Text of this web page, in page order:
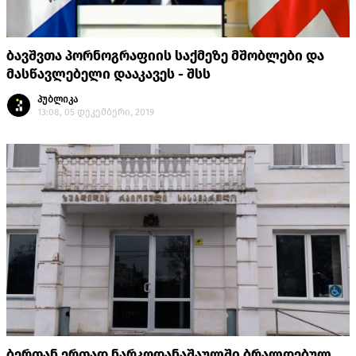
ბავშვთა პორნოგრაფიის საქმეზე მშობლები და
მასწავლებელი დააკავეს - შსს
პუბლიკა
13:08, 05 დეკემბერი, 2019